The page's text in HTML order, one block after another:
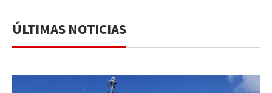
ÚLTIMAS NOTICIAS